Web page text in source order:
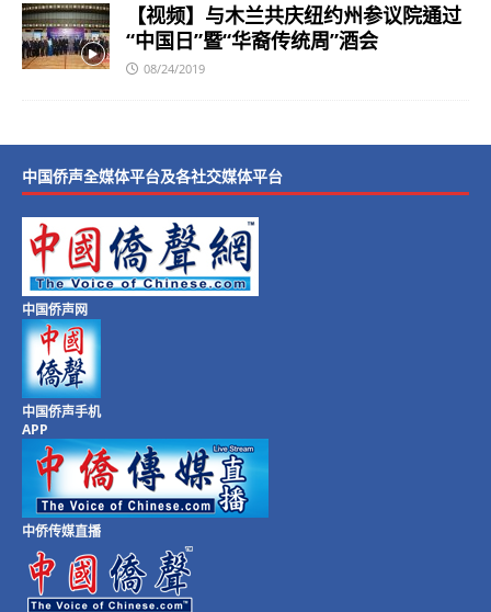
【视频】与木兰共庆纽约州参议院通过
“中国日”暨“华裔传统周”酒会
08/24/2019
中国侨声全媒体平台及各社交媒体平台
中国侨声网
中国侨声手机
APP
中侨传媒直播